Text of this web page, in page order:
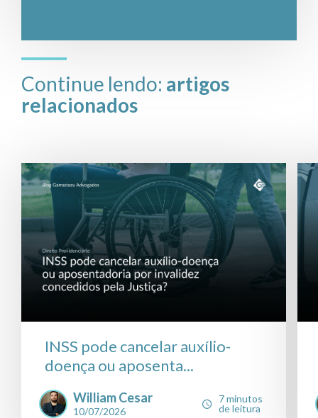
Continue lendo: artigos
relacionados
INSS pode cancelar auxílio-
doença ou aposenta...
William Cesar
10/07/2026
7 minutos
de leitura